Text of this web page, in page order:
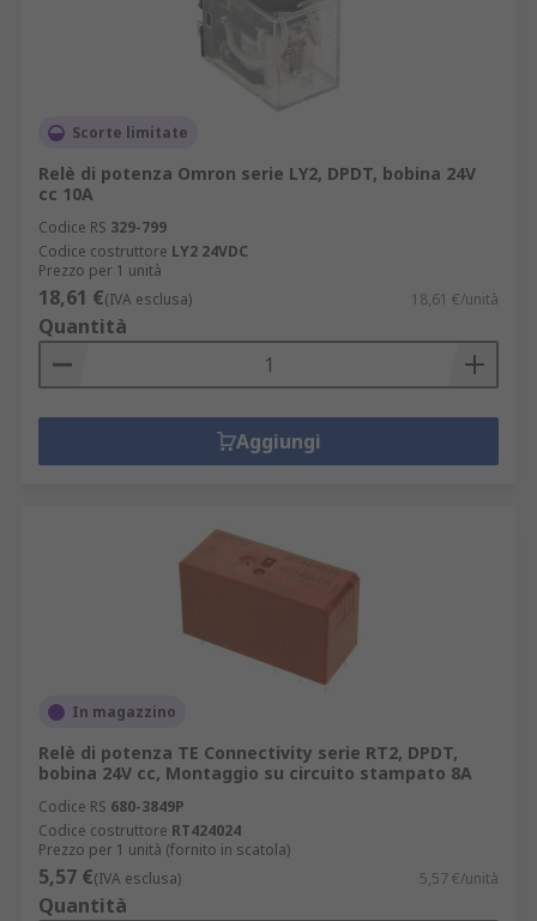
Scorte limitate
Relè di potenza Omron serie LY2, DPDT, bobina 24V
cc 10A
Codice RS 329-799
Codice costruttore LY2 24VDC
Prezzo per 1 unità
18,61 €(IVA esclusa) 18,61 €/unità
Quantità
Aggiungi
In magazzino
Relè di potenza TE Connectivity serie RT2, DPDT,
bobina 24V cc, Montaggio su circuito stampato 8A
Codice RS 680-3849P
Codice costruttore RT424024
Prezzo per 1 unità (fornito in scatola)
5,57 €(IVA esclusa) 5,57 €/unità
Quantità